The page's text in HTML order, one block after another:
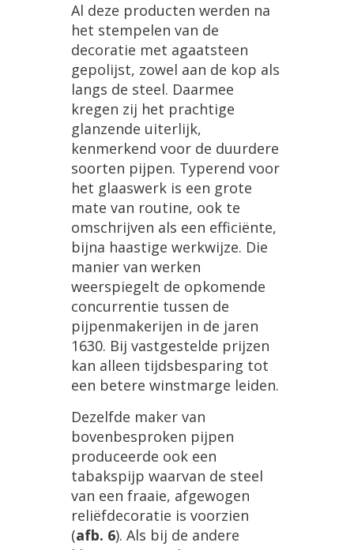
Al deze producten werden na
het stempelen van de
decoratie met agaatsteen
gepolijst, zowel aan de kop als
langs de steel. Daarmee
kregen zij het prachtige
glanzende uiterlijk,
kenmerkend voor de duurdere
soorten pijpen. Typerend voor
het glaaswerk is een grote
mate van routine, ook te
omschrijven als een efficiënte,
bijna haastige werkwijze. Die
manier van werken
weerspiegelt de opkomende
concurrentie tussen de
pijpenmakerijen in de jaren
1630. Bij vastgestelde prijzen
kan alleen tijdsbesparing tot
een betere winstmarge leiden.
Dezelfde maker van
bovenbesproken pijpen
produceerde ook een
tabakspijp waarvan de steel
van een fraaie, afgewogen
reliëfdecoratie is voorzien
(afb. 6). Als bij de andere